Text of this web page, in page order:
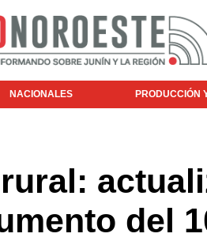
NACIONALES PRODUCCIÓN
del